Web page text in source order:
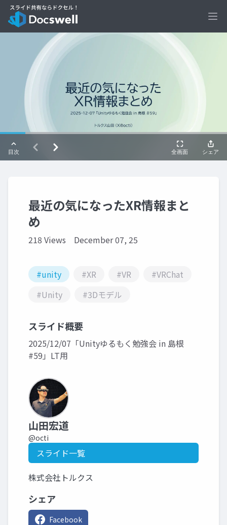
最近の気になったXR情報まと
め
218 Views December 07, 25
#unity #XR #VR
#VRChat
#Unity
#3Dモデル
スライド概要
2025/12/07「Unityゆるもく勉強会 in 島根
#59」LT用
山田宏道
@octi
スライド一覧
株式会社トルクス
シェア
Facebook